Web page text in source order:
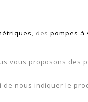
, des pompes à
vous proposons des
nous indiquer le